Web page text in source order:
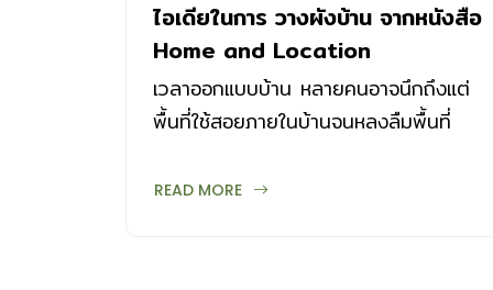
ไอเดียในการ วางผังบ้าน จากหนังสือ
Home and Location
เวลาออกแบบบ้าน หลายคนอาจนึกถึงแต่
พื้นที่ใช้สอยภายในบ้านจนหลงลืมพื้นที่
วางผังบริเวณบ้าน 2 หลัง
READ MORE